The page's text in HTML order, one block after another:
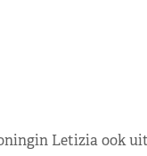
Letizia ook